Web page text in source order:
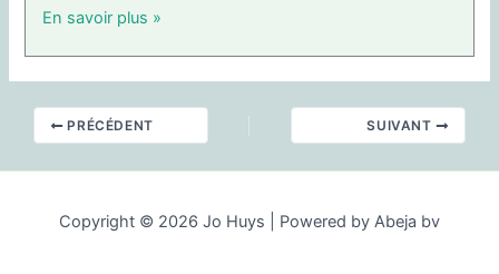
En savoir plus »
PRÉCÉDENT SUIVANT
Copyright © 2026 Jo Huys | Powered by Abeja bv